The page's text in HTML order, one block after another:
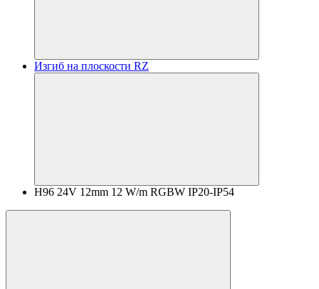
Изгиб на плоскости RZ
H96 24V 12mm 12 W/m RGBW IP20-IP54